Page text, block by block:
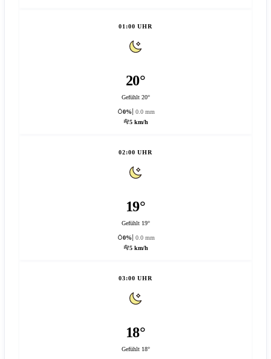
01:00 UHR
20°
Gefühlt 20°
0%
0.0 mm
5 km/h
02:00 UHR
19°
Gefühlt 19°
0%
0.0 mm
5 km/h
03:00 UHR
18°
Gefühlt 18°